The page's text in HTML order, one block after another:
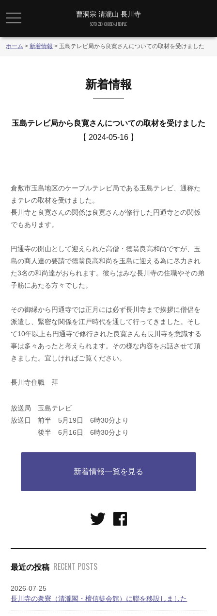
曹洞宗 清瀧山 長川寺
SOTO ZEN CHOSEN-JI TEMPLE
ホーム > 新着情報 > 玉島テレビ局から良寛さんについての取材を受けました
新着情報
玉島テレビ局から良寛さんについての取材を受けました
【 2024-05-16 】
倉敷市玉島地区のケーブルテレビ局である玉島テレビ、通称た
まテレの取材を受けました。
長川寺と良寛さんの関係は良寛さんが修行した円通寺との関係
でもあります。
円通寺の開山として迎えられた高僧・徳翁良高和尚ですが、玉
島の商人達の要請で徳翁良高和尚を玉島に迎える為に尽力され
た3名の和尚達がおられます。彼らはみな長川寺の住職やその弟
子筋にあたる方々でした。
その御縁から円通寺では正月には必ず長川寺まで挨拶に僧侶を
派遣し、緊密な関係を江戸時代を通して行ってきました。そし
て10年以上も円通寺で修行された良寛さんも長川寺を意識する
事は多々あったと考えられます。その様な内容をお話させて頂
きました。宜しければご覧ください。
長川寺住職 拜
放送局 玉島テレビ
放送日 前半 5月19日 6時30分より
後半 6月16日 6時30分より
新着情報一覧を見る
最近の投稿 RECENT POSTS
2026-07-25
長川寺の衆寮（清瀧閣・檀信徒会館）に聯を移設しました